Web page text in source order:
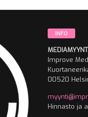
INFO
Improve
00520
Hinnasto ja